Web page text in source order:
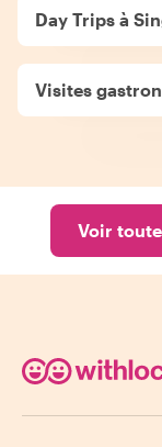
Day Trips à
Visites
Voir